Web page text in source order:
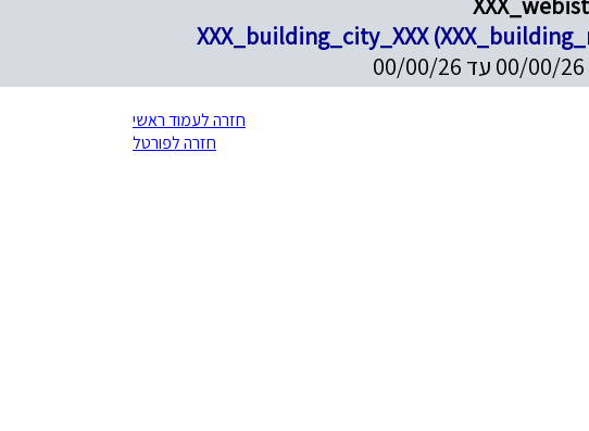
00/00/26 עד 00/00/26
חזרה לעמוד ראשי
חזרה לפורטל